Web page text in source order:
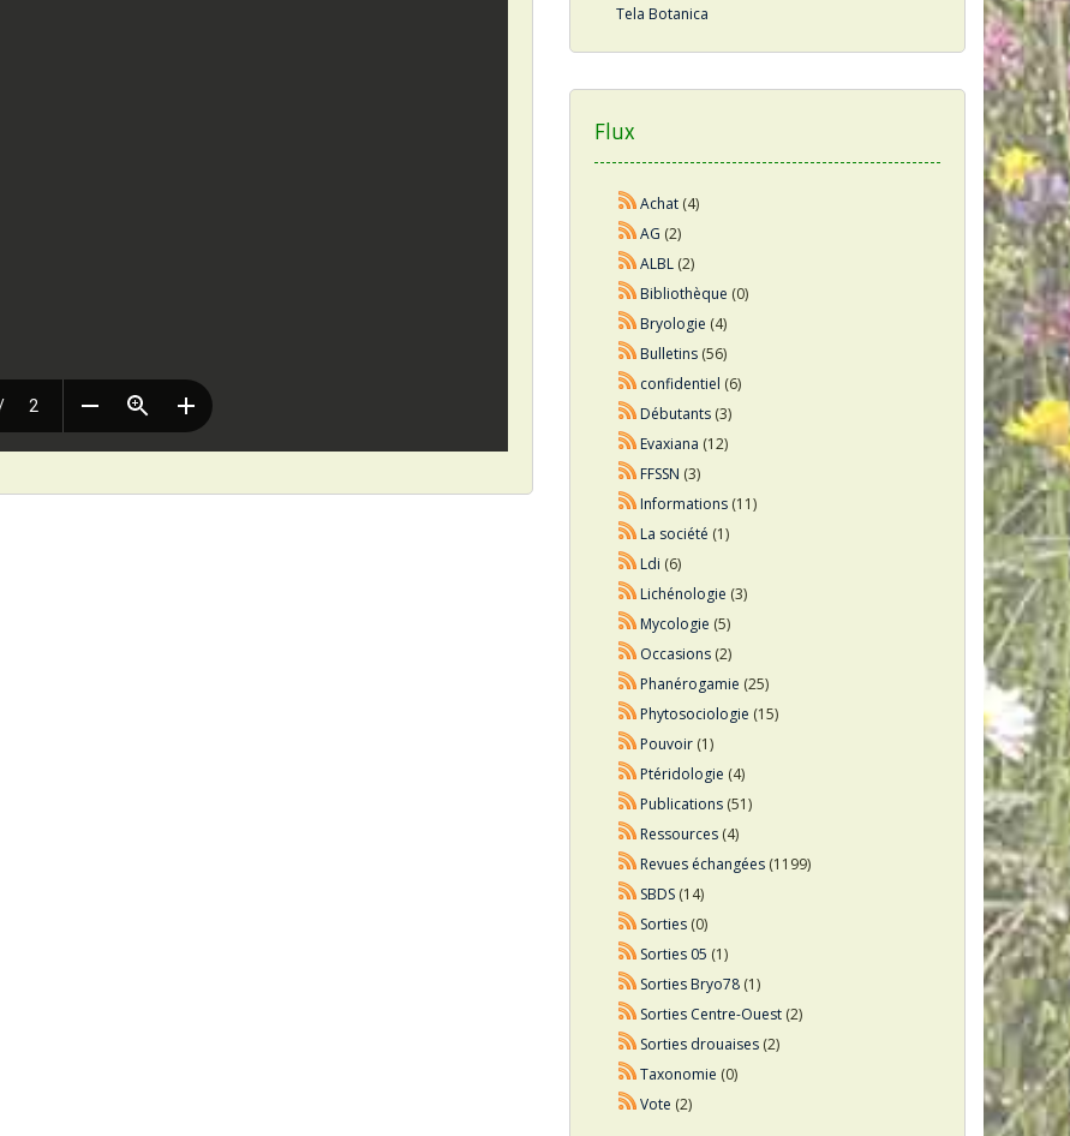
Tela Botanica
Flux
Achat (4)
AG (2)
ALBL (2)
Bibliothèque (0)
Bryologie (4)
Bulletins (56)
confidentiel (6)
Débutants (3)
Evaxiana (12)
FFSSN (3)
Informations (11)
La société (1)
Ldi (6)
Lichénologie (3)
Mycologie (5)
Occasions (2)
Phanérogamie (25)
Phytosociologie (15)
Pouvoir (1)
Ptéridologie (4)
Publications (51)
Ressources (4)
Revues échangées (1199)
SBDS (14)
Sorties (0)
Sorties 05 (1)
Sorties Bryo78 (1)
Sorties Centre-Ouest (2)
Sorties drouaises (2)
Taxonomie (0)
Vote (2)